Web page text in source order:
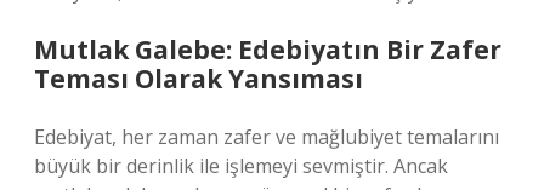
Mutlak Galebe: Edebiyatın Bir Zafer
Teması Olarak Yansıması
Edebiyat, her zaman zafer ve mağlubiyet temalarını
büyük bir derinlik ile işlemeyi sevmiştir. Ancak